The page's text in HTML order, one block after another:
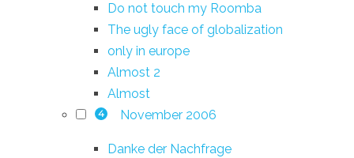
Do not touch my Roomba
The ugly face of globalization
only in europe
Almost 2
Almost
4 November 2006
Danke der Nachfrage